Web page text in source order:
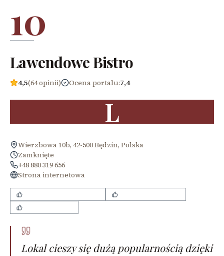
10
Lawendowe Bistro
4,5(64 opinii) Ocena portalu:7,4
L
Wierzbowa 10b, 42-500 Będzin, Polska
Zamknięte
+48 880 319 656
Strona internetowa
Lokal cieszy się dużą popularnością dzięki